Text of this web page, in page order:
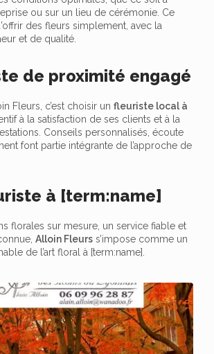
ou sur un lieu de cérémonie. Ce
des fleurs simplement, avec la
et de qualité.
de proximité engagé
Fleurs, c’est choisir un fleuriste local à
à la satisfaction de ses clients et à la
Conseils personnalisés, écoute
font partie intégrante de l’approche de
à [term:name]
florales sur mesure, un service fiable et
Alloin Fleurs s’impose comme un
de l’art floral à [term:name].